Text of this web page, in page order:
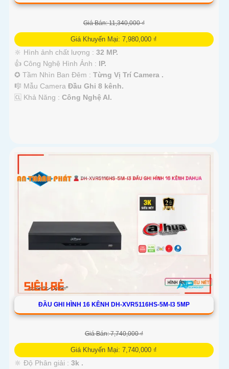
Giá Bán: 11,340,000 ₫
Giá Khuyến Mại: 7,980,000 ₫
🔆 Hình ảnh chất lượng : 32 MP.
👍 Công Nghệ Hình Ảnh : IP.
✪ Tầm Nhìn Ban Đêm : Từng Vị Trí Camera .
🎼️ Mẫu Camera Đầu Ghi 8 kênh.
️🆑 Khả Năng : Công Nghệ AI.
ĐẦU GHI HÌNH 16 KÊNH DH-XVR5116HS-5M-I3 5MP
Giá Bán: 7,740,000 ₫
Giá Khuyến Mại: 7,740,000 ₫
🔆 Độ Phân giải : 3k .